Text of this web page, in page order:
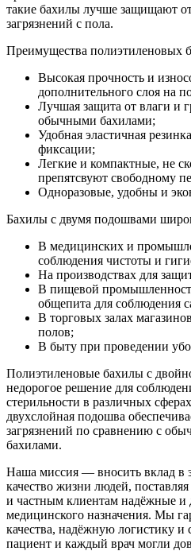
такие бахилы лучше защищают
загрязнений с пола.
Преимущества полиэтиленовых
Высокая прочность и
дополнительного слоя на
Лучшая защита от влаги и
обычными бахилами;
Удобная эластичная
фиксации;
Легкие и компактные, не
препятсвуют свободному
Одноразовые, удобны и
Бахилы с двумя подошвами
В медицинских и
соблюдения чистоты и
На производствах для
В пищевой
общепита для соблюдения
В торговых залах
полов;
В быту при проведении
Полиэтиленовые бахилы с
недорогое решение для
стерильности в различных
двухслойная подошва
загрязнений по сравнению с
бахилами.
Наша миссия — вносить вклад в
качество жизни людей,
и частным клиентам надёжные и
медицинского назначения. Мы
качества, надёжную логистику
пациент и каждый врач могли